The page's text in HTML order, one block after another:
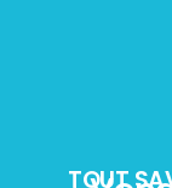
TOUT